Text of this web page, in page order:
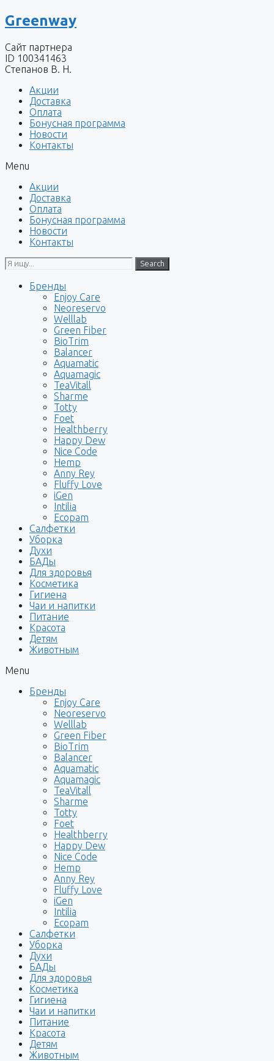
Перейти
к
Greenway
Сайт партнера
ID 100341463
Степанов В. Н.
Акции
Доставка
Оплата
Бонусная программа
Новости
Контакты
Menu
Акции
Доставка
Оплата
Бонусная программа
Новости
Контакты
Search
Бренды
Enjoy Care
Neoreservo
Welllab
Green Fiber
BioTrim
Balancer
Aquamatic
Aquamagic
TeaVitall
Sharme
Totty
Foet
Healthberry
Happy Dew
Nice Code
Hemp
Anny Rey
Fluffy Love
iGen
Intilia
Ecopam
Салфетки
Уборка
Духи
БАДы
Для здоровья
Косметика
Гигиена
Чаи и напитки
Питание
Красота
Детям
Животным
Menu
Бренды
Enjoy Care
Neoreservo
Welllab
Green Fiber
BioTrim
Balancer
Aquamatic
Aquamagic
TeaVitall
Sharme
Totty
Foet
Healthberry
Happy Dew
Nice Code
Hemp
Anny Rey
Fluffy Love
iGen
Intilia
Ecopam
Салфетки
Уборка
Духи
БАДы
Для здоровья
Косметика
Гигиена
Чаи и напитки
Питание
Красота
Детям
Животным